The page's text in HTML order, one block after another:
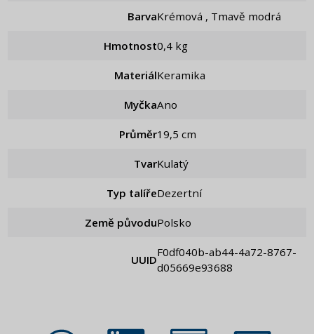
Barva Krémová , Tmavě modrá
Hmotnost 0,4 kg
Materiál Keramika
Myčka Ano
Průměr 19,5 cm
Tvar Kulatý
Typ talíře Dezertní
Země původu Polsko
UUID
f0df040b-ab44-4a72-8767-
d05669e93688